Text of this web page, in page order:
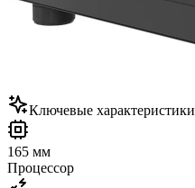
Ключевые характеристики
165 мм
Процессор